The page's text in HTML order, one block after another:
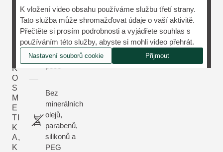
K vložení video obsahu používáme službu třetí strany.
Tato služba může shromažďovat údaje o vaší aktivitě.
Přečtěte si prosím podrobnosti a vyjádřete souhlas s
používáním této služby, abyste si mohli video přehrát.
Nastavení souborů cookie Přijmout
ŘÍ
K
O
S
M
E
TI
K
A,
K
100%
certifikovaná
přírodní
péče
Bez
minerálních
olejů,
parabenů,
silikonů a
PEG